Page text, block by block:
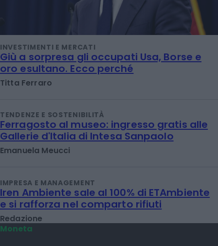
INVESTIMENTI E MERCATI
Giù a sorpresa gli occupati Usa, Borse e
oro esultano. Ecco perché
Titta Ferraro
TENDENZE E SOSTENIBILITÀ
Ferragosto al museo: ingresso gratis alle
Gallerie d'Italia di Intesa Sanpaolo
Emanuela Meucci
IMPRESA E MANAGEMENT
Iren Ambiente sale al 100% di ETAmbiente
e si rafforza nel comparto rifiuti
Redazione
Moneta